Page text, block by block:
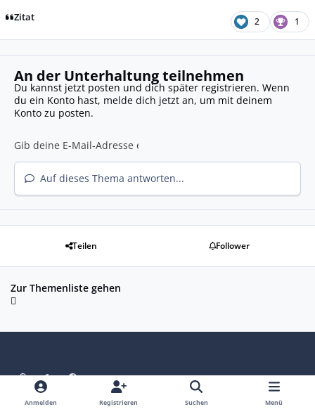
Zitat 2 1
An der Unterhaltung teilnehmen
Du kannst jetzt posten und dich später registrieren. Wenn
du ein Konto hast, melde dich jetzt an, um mit deinem
Konto zu posten.
Auf dieses Thema antworten...
Teilen Follower
Zur Themenliste gehen
Heller ModusDunkler Modus
Systemeinstellung
Design Datenschutz Cookies
Impressum
Anmelden Registrieren Suchen Menü